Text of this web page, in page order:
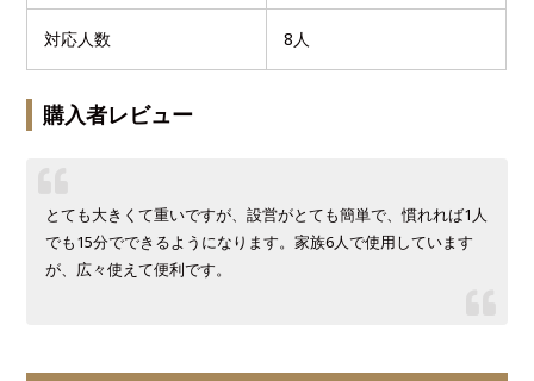
対応人数 8人
購入者レビュー
とても大きくて重いですが、設営がとても簡単で、慣れれば1人
でも15分でできるようになります。家族6人で使用しています
が、広々使えて便利です。